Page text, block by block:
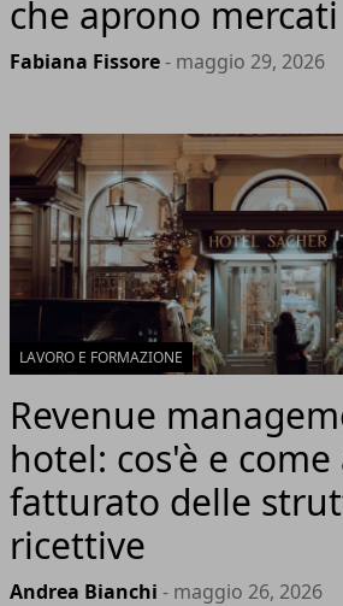
che aprono
Fabiana Fissore- maggio 29, 2026
LAVORO E FORMAZIONE
Revenue
hotel: cos'è e
fatturato delle
ricettive
Andrea Bianchi - maggio 26, 2026